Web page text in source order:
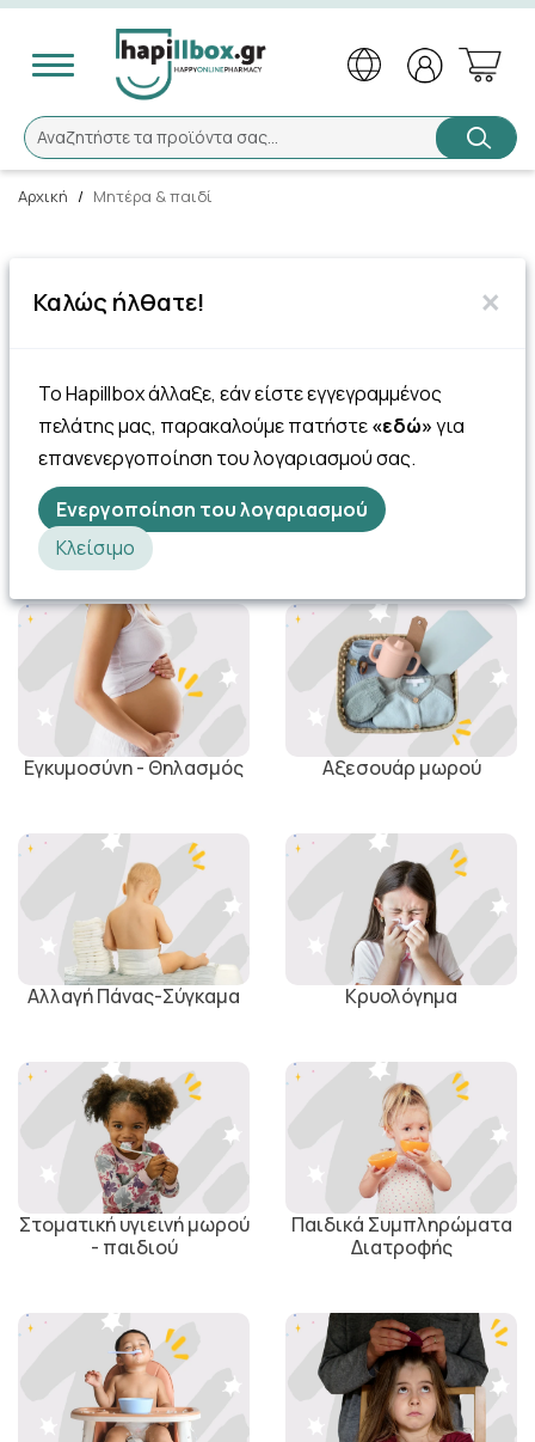
Αναζητήστε τα προϊόντα σας...
Αναζήτηση
Αρχική / Μητέρα & παιδί
Μητέρα & παιδί
Καθημερινή Περιποίηση Ατοπικό δέρμα
Εγκυμοσύνη - Θηλασμός Αξεσουάρ μωρού
Αλλαγή Πάνας-Σύγκαμα Κρυολόγημα
Στοματική υγιεινή μωρού
- παιδιού
Παιδικά Συμπληρώματα
Διατροφής
Καλώς ήλθατε! ×
Το Hapillbox άλλαξε, εάν είστε εγγεγραμμένος
πελάτης μας, παρακαλούμε πατήστε«εδώ»για
επανενεργοποίηση του λογαριασμού σας.
Ενεργοποίηση του λογαριασμού
Κλείσιμο